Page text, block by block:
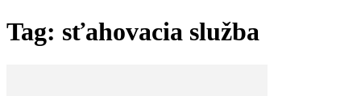
Tag: sťahovacia služba